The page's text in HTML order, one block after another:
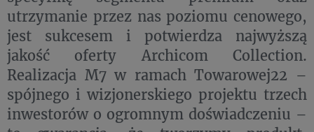
utrzymanie przez nas poziomu cenowego,
jest sukcesem i potwierdza najwyższą
jakość oferty Archicom Collection.
Realizacja M7 w ramach Towarowej22 –
spójnego i wizjonerskiego projektu trzech
inwestorów o ogromnym doświadczeniu –